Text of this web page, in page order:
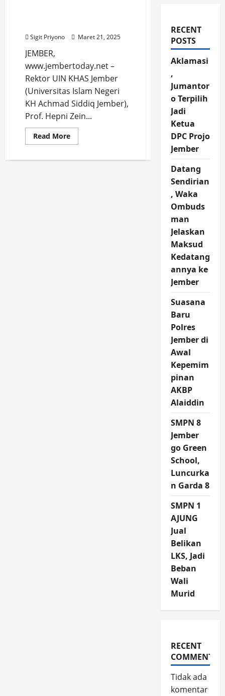
Sigit Priyono Maret 21, 2025
JEMBER,
www.jembertoday.net –
Rektor UIN KHAS Jember
(Universitas Islam Negeri
KH Achmad Siddiq Jember),
Prof. Hepni Zein...
Read MoreRead
more
UIN
RECENT
POSTS
Aklamasi
,
Jumantor
o Terpilih
Jadi
Ketua
DPC Projo
Jember
Datang
Sendirian
, Waka
Ombuds
man
Jelaskan
Maksud
Kedatang
annya ke
Jember
Suasana
Baru
Polres
Jember di
Awal
Kepemim
pinan
AKBP
Alaiddin
SMPN 8
Jember
go Green
School,
Luncurka
n Garda 8
SMPN 1
AJUNG
Jual
Belikan
LKS, Jadi
Beban
Wali
Murid
RECENT
COMMENTS
Tidak ada
komentar